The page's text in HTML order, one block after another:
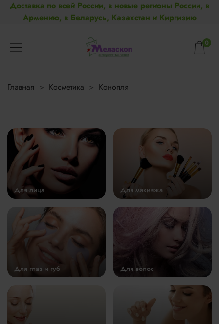
Доставка по всей России, в новые регионы России, в
Армению, в Беларусь, Казахстан и Киргизию
0
Главная Косметика Конопля
Для лица Для макияжа
Для глаз и губ Для волос